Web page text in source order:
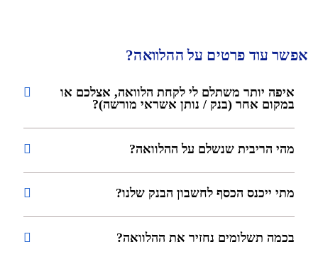
אפשר עוד פרטים על ההלוואה?
איפה יותר משתלם לי לקחת הלוואה, אצלכם או
במקום אחר (בנק / נותן אשראי מורשה)?
מהי הריבית שנשלם על ההלוואה?
מתי ייכנס הכסף לחשבון הבנק שלנו?
בכמה תשלומים נחזיר את ההלוואה?